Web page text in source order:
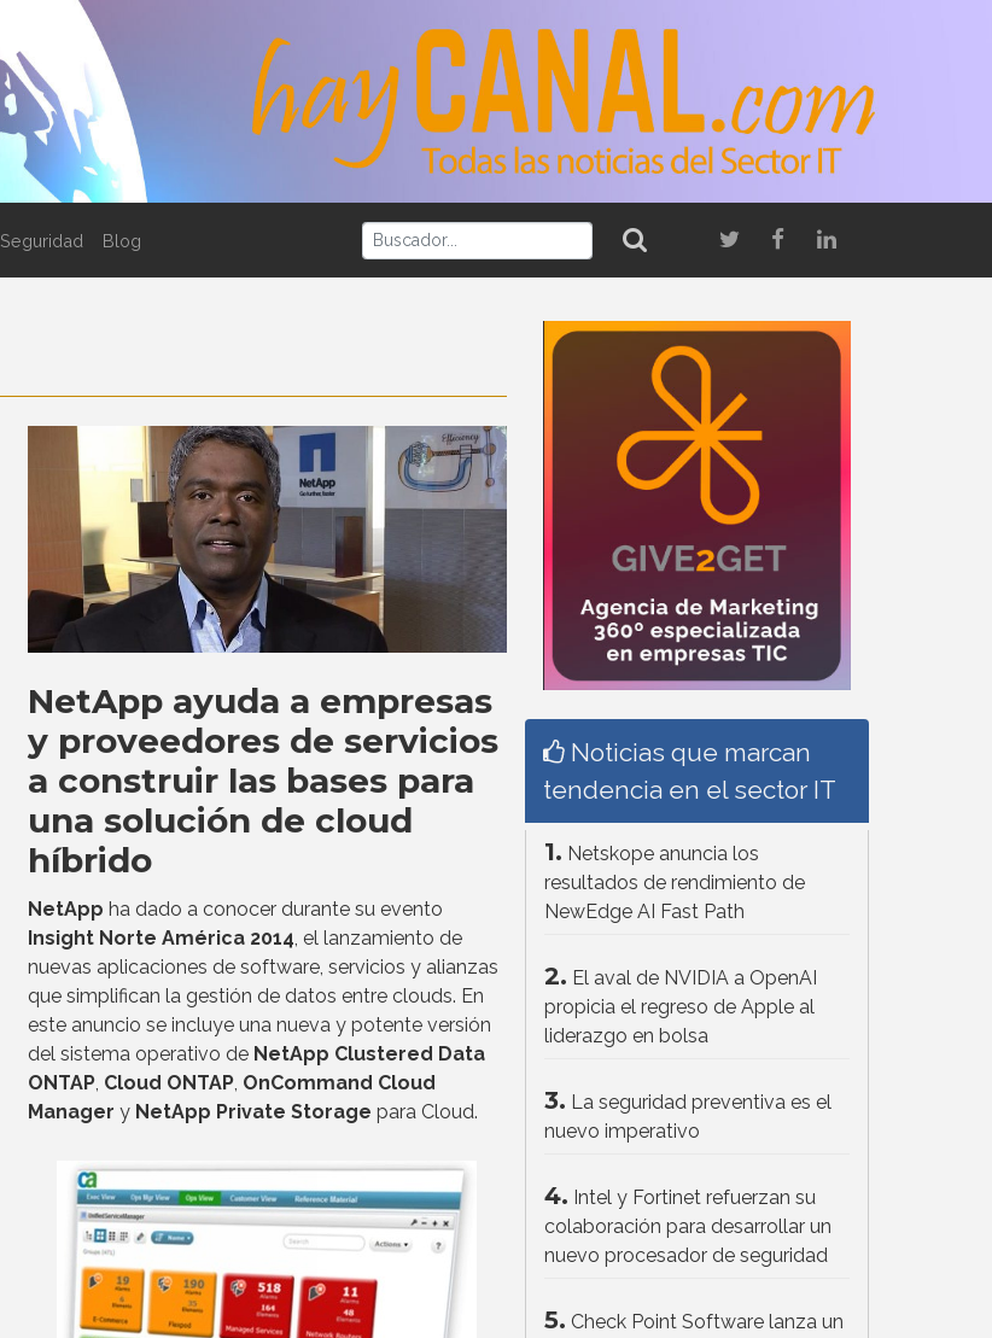
Seguridad Blog
NetApp ayuda a empresas
y proveedores de servicios
a construir las bases para
una solución de cloud
híbrido
NetApp ha dado a conocer durante su evento
Insight Norte América 2014 , el lanzamiento de
nuevas aplicaciones de software, servicios y alianzas
que simplifican la gestión de datos entre clouds. En
este anuncio se incluye una nueva y potente versión
del sistema operativo de NetApp Clustered Data
ONTAP, Cloud ONTAP, OnCommand Cloud
Manager y NetApp Private Storage para Cloud.
Noticias que marcan
tendencia en el sector IT
1. Netskope anuncia los
resultados de rendimiento de
NewEdge AI Fast Path
2. El aval de NVIDIA a OpenAI
propicia el regreso de Apple al
liderazgo en bolsa
3. La seguridad preventiva es el
nuevo imperativo
4. Intel y Fortinet refuerzan su
colaboración para desarrollar un
nuevo procesador de seguridad
5. Check Point Software lanza un